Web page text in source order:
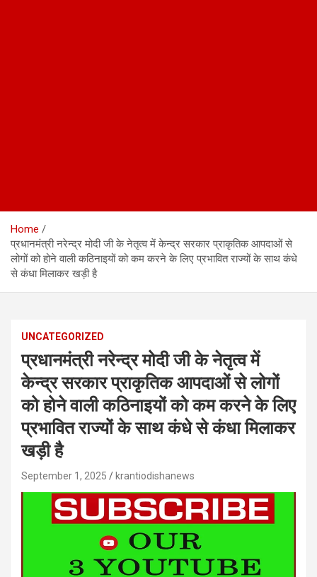
Home
प्रधानमंत्री नरेन्द्र मोदी जी के नेतृत्व में केन्द्र सरकार प्राकृतिक आपदाओं से
लोगों को होने वाली कठिनाइयों को कम करने के लिए प्रभावित राज्यों के साथ कंधे
से कंधा मिलाकर खड़ी है
UNCATEGORIZED
प्रधानमंत्री नरेन्द्र मोदी जी के नेतृत्व में
केन्द्र सरकार प्राकृतिक आपदाओं से लोगों
को होने वाली कठिनाइयों को कम करने के लिए
प्रभावित राज्यों के साथ कंधे से कंधा मिलाकर
खड़ी है
September 1, 2025 krantiodishanews